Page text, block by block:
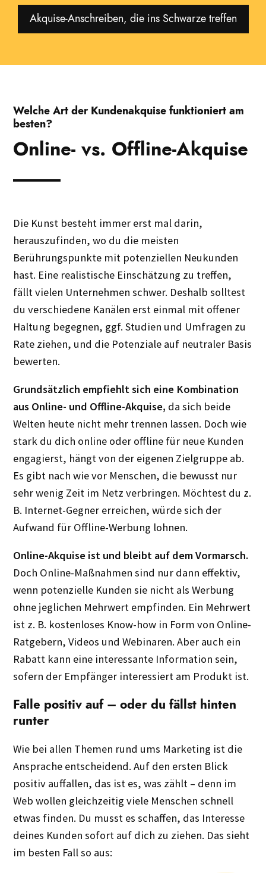
Akquise-Anschreiben, die ins Schwarze treffen
Welche Art der Kundenakquise funktioniert am
besten?
Online- vs. Offline-Akquise
Die Kunst besteht immer erst mal darin,
herauszufinden, wo du die meisten
Berührungspunkte mit potenziellen Neukunden
hast. Eine realistische Einschätzung zu treffen,
fällt vielen Unternehmen schwer. Deshalb solltest
du verschiedene Kanälen erst einmal mit offener
Haltung begegnen, ggf. Studien und Umfragen zu
Rate ziehen, und die Potenziale auf neutraler Basis
bewerten.
Grundsätzlich empfiehlt sich eine Kombination
aus Online- und Offline-Akquise, da sich beide
Welten heute nicht mehr trennen lassen. Doch wie
stark du dich online oder offline für neue Kunden
engagierst, hängt von der eigenen Zielgruppe ab.
Es gibt nach wie vor Menschen, die bewusst nur
sehr wenig Zeit im Netz verbringen. Möchtest du z.
B. Internet-Gegner erreichen, würde sich der
Aufwand für Offline-Werbung lohnen.
Online-Akquise ist und bleibt auf dem Vormarsch.
Doch Online-Maßnahmen sind nur dann effektiv,
wenn potenzielle Kunden sie nicht als Werbung
ohne jeglichen Mehrwert empfinden. Ein Mehrwert
ist z. B. kostenloses Know-how in Form von Online-
Ratgebern, Videos und Webinaren. Aber auch ein
Rabatt kann eine interessante Information sein,
sofern der Empfänger interessiert am Produkt ist.
Falle positiv auf – oder du fällst hinten
runter
Wie bei allen Themen rund ums Marketing ist die
Ansprache entscheidend. Auf den ersten Blick
positiv auffallen, das ist es, was zählt – denn im
Web wollen gleichzeitig viele Menschen schnell
etwas finden. Du musst es schaffen, das Interesse
deines Kunden sofort auf dich zu ziehen. Das sieht
im besten Fall so aus: